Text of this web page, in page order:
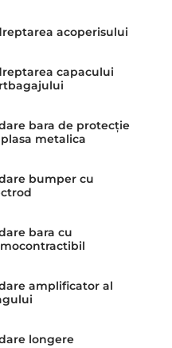
acoperisului
capacului
bara de protecție
metalica
bumper cu
bara cu
amplificator al
longere